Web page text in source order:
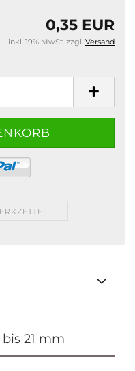
0,35 EUR
inkl. 19% MwSt. zzgl. Versand
21 mm